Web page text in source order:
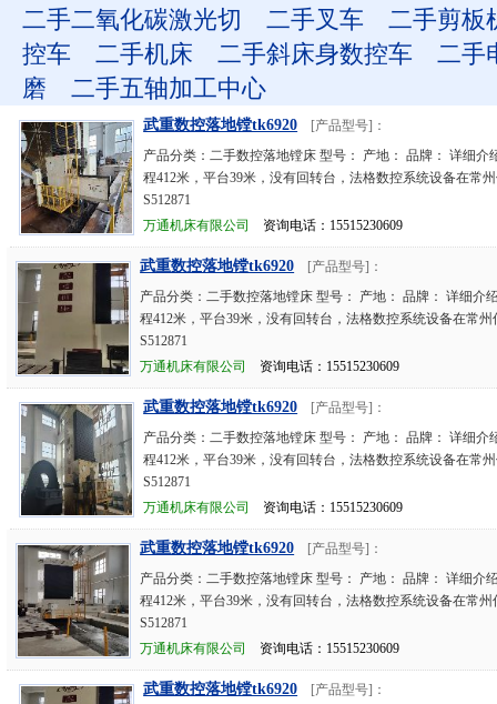
二手二氧化碳激光切
二手叉车
二手剪板
控车
二手机床 二手斜床身数控车
二手
磨
二手五轴加工中心
武重数控落地镗tk6920
[产品型号]：
产品分类：二手数控落地镗床 型号： 产地： 品牌： 详细介
程412米，平台39米，没有回转台，法格数控系统设备在常
S512871
万通机床有限公司
资询电话：15515230609
武重数控落地镗tk6920
[产品型号]：
产品分类：二手数控落地镗床 型号： 产地： 品牌： 详细介
程412米，平台39米，没有回转台，法格数控系统设备在常州
S512871
万通机床有限公司
资询电话：15515230609
武重数控落地镗tk6920
[产品型号]：
产品分类：二手数控落地镗床 型号： 产地： 品牌： 详细介
程412米，平台39米，没有回转台，法格数控系统设备在常
S512871
万通机床有限公司
资询电话：15515230609
武重数控落地镗tk6920
[产品型号]：
产品分类：二手数控落地镗床 型号： 产地： 品牌： 详细介
程412米，平台39米，没有回转台，法格数控系统设备在常州
S512871
万通机床有限公司
资询电话：15515230609
武重数控落地镗tk6920 [产品型号]：